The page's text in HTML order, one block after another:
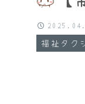
福祉タク